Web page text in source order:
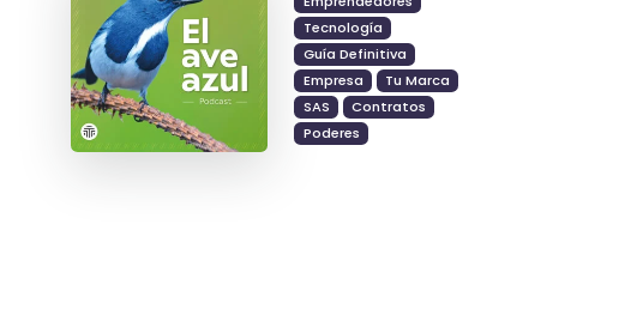
Tecnología
Guía Definitiva
Empresa
Tu Marca
SAS
Contratos
Poderes